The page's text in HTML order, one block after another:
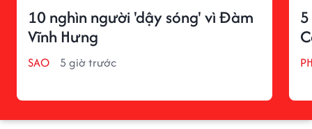
10 nghìn người 'dậy sóng' vì Đàm
Vĩnh Hưng
SAO 5 giờ trước